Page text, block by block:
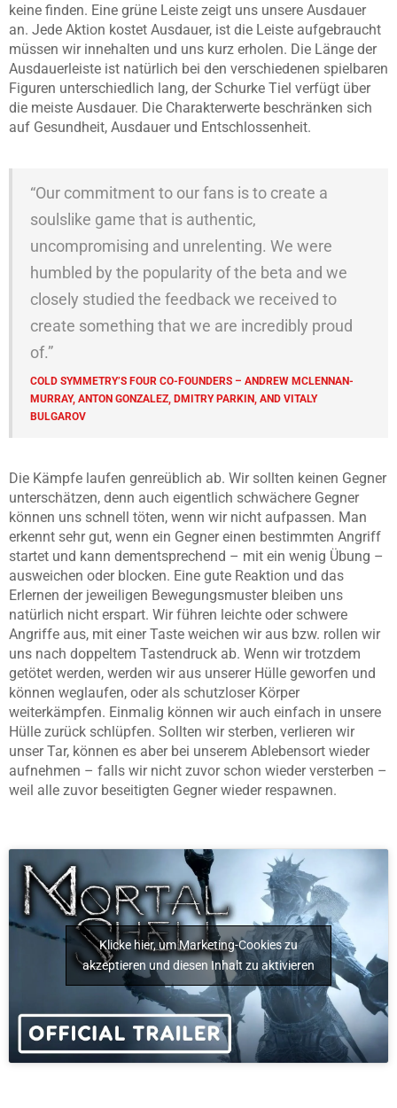
keine finden. Eine grüne Leiste zeigt uns unsere Ausdauer
an. Jede Aktion kostet Ausdauer, ist die Leiste aufgebraucht
müssen wir innehalten und uns kurz erholen. Die Länge der
Ausdauerleiste ist natürlich bei den verschiedenen spielbaren
Figuren unterschiedlich lang, der Schurke Tiel verfügt über
die meiste Ausdauer. Die Charakterwerte beschränken sich
auf Gesundheit, Ausdauer und Entschlossenheit.
“Our commitment to our fans is to create a
soulslike game that is authentic,
uncompromising and unrelenting. We were
humbled by the popularity of the beta and we
closely studied the feedback we received to
create something that we are incredibly proud
of.”
COLD SYMMETRY’S FOUR CO-FOUNDERS – ANDREW MCLENNAN-
MURRAY, ANTON GONZALEZ, DMITRY PARKIN, AND VITALY
BULGAROV
Die Kämpfe laufen genreüblich ab. Wir sollten keinen Gegner
unterschätzen, denn auch eigentlich schwächere Gegner
können uns schnell töten, wenn wir nicht aufpassen. Man
erkennt sehr gut, wenn ein Gegner einen bestimmten Angriff
startet und kann dementsprechend – mit ein wenig Übung –
ausweichen oder blocken. Eine gute Reaktion und das
Erlernen der jeweiligen Bewegungsmuster bleiben uns
natürlich nicht erspart. Wir führen leichte oder schwere
Angriffe aus, mit einer Taste weichen wir aus bzw. rollen wir
uns nach doppeltem Tastendruck ab. Wenn wir trotzdem
getötet werden, werden wir aus unserer Hülle geworfen und
können weglaufen, oder als schutzloser Körper
weiterkämpfen. Einmalig können wir auch einfach in unsere
Hülle zurück schlüpfen. Sollten wir sterben, verlieren wir
unser Tar, können es aber bei unserem Ablebensort wieder
aufnehmen – falls wir nicht zuvor schon wieder versterben –
weil alle zuvor beseitigten Gegner wieder respawnen.
Klicke hier, um Marketing-Cookies zu
akzeptieren und diesen Inhalt zu aktivieren